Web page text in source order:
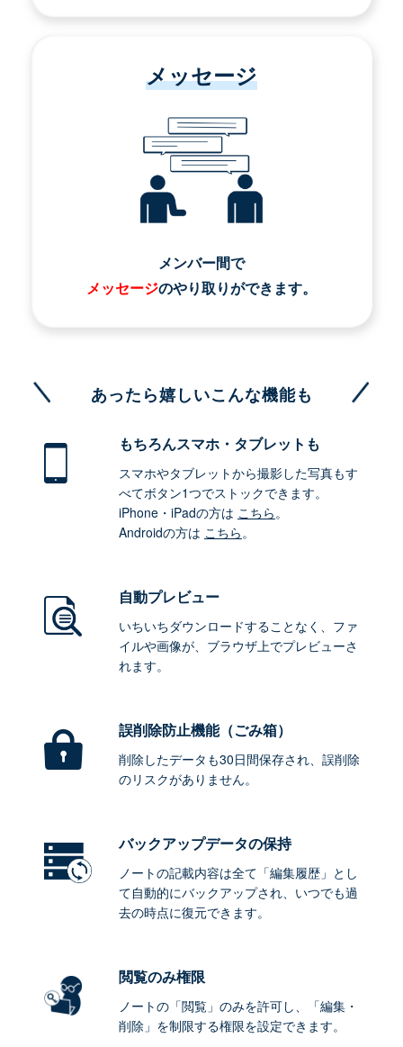
メッセージ
メンバー間で
メッセージのやり取りができます。
あったら嬉しいこんな機能も
もちろんスマホ・タブレットも
スマホやタブレットから撮影した写真もす
べてボタン1つでストックできます。
iPhone・iPadの方は こちら。
Androidの方は こちら。
自動プレビュー
いちいちダウンロードすることなく、ファ
イルや画像が、ブラウザ上でプレビューさ
れます。
誤削除防止機能（ごみ箱）
削除したデータも30日間保存され、誤削除
のリスクがありません。
バックアップデータの保持
ノートの記載内容は全て「編集履歴」とし
て自動的にバックアップされ、いつでも過
去の時点に復元できます。
閲覧のみ権限
ノートの「閲覧」のみを許可し、「編集・
削除」を制限する権限を設定できます。